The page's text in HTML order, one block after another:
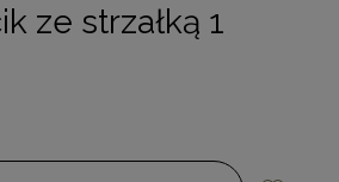
ze strzałką 1